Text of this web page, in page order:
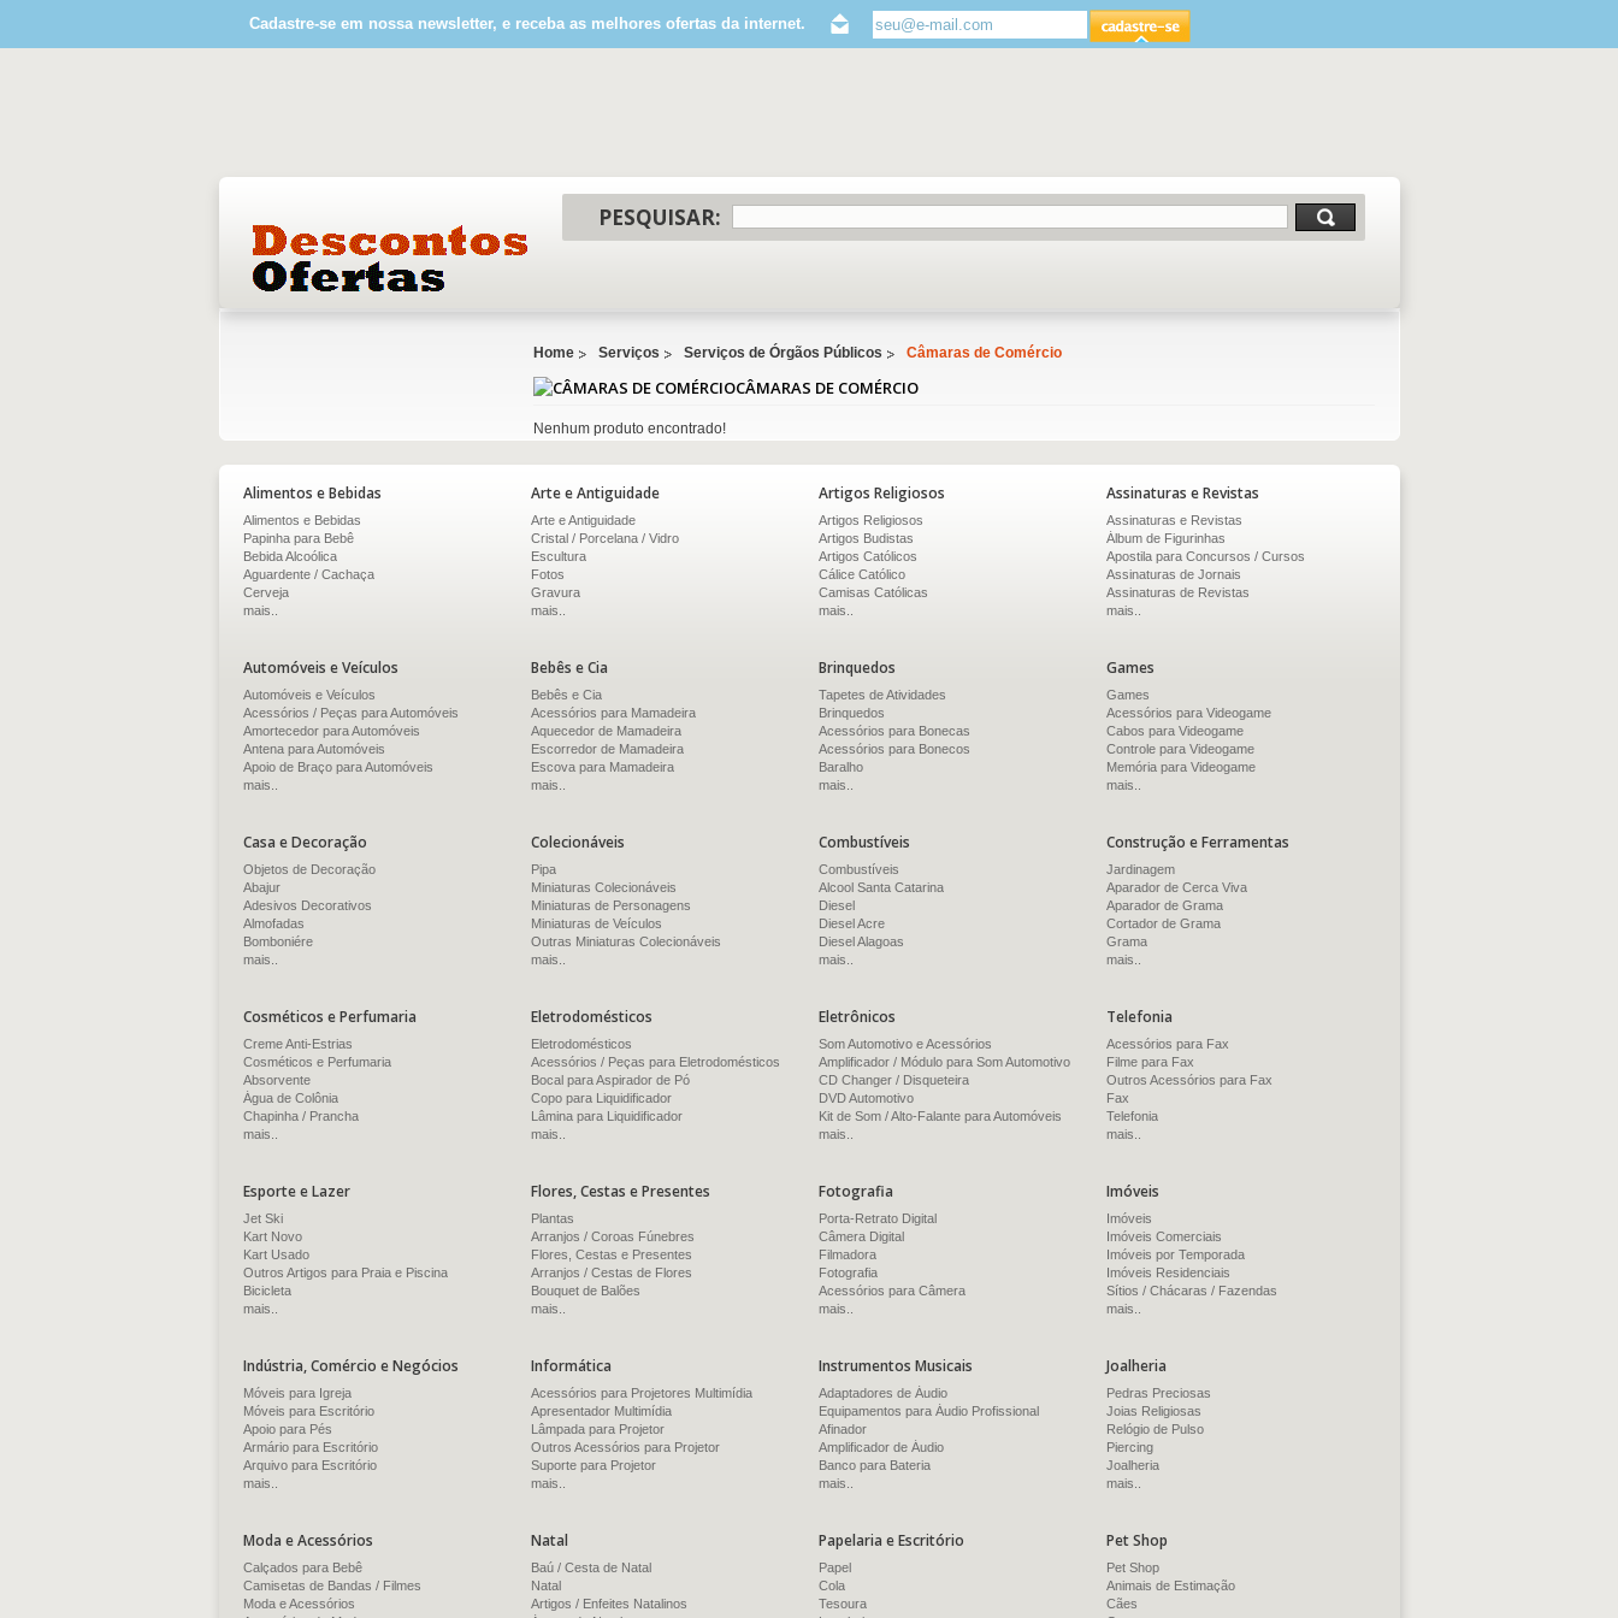
Cadastre-se em nossa newsletter, e receba as melhores ofertas da internet.
PESQUISAR:
Home Serviços Serviços de Órgãos Públicos Câmaras de Comércio
CÂMARAS DE COMÉRCIO
Nenhum produto encontrado!
Alimentos e Bebidas
Alimentos e Bebidas
Papinha para Bebê
Bebida Alcoólica
Aguardente / Cachaça
Cerveja
mais..
Arte e Antiguidade
Arte e Antiguidade
Cristal / Porcelana / Vidro
Escultura
Fotos
Gravura
mais..
Artigos Religiosos
Artigos Religiosos
Artigos Budistas
Artigos Católicos
Cálice Católico
Camisas Católicas
mais..
Assinaturas e Revistas
Assinaturas e Revistas
Álbum de Figurinhas
Apostila para Concursos / Cursos
Assinaturas de Jornais
Assinaturas de Revistas
mais..
Automóveis e Veículos
Automóveis e Veículos
Acessórios / Peças para Automóveis
Amortecedor para Automóveis
Antena para Automóveis
Apoio de Braço para Automóveis
mais..
Bebês e Cia
Bebês e Cia
Acessórios para Mamadeira
Aquecedor de Mamadeira
Escorredor de Mamadeira
Escova para Mamadeira
mais..
Brinquedos
Tapetes de Atividades
Brinquedos
Acessórios para Bonecas
Acessórios para Bonecos
Baralho
mais..
Games
Games
Acessórios para Videogame
Cabos para Videogame
Controle para Videogame
Memória para Videogame
mais..
Casa e Decoração
Objetos de Decoração
Abajur
Adesivos Decorativos
Almofadas
Bomboniére
mais..
Colecionáveis
Pipa
Miniaturas Colecionáveis
Miniaturas de Personagens
Miniaturas de Veículos
Outras Miniaturas Colecionáveis
mais..
Combustíveis
Combustíveis
Alcool Santa Catarina
Diesel
Diesel Acre
Diesel Alagoas
mais..
Construção e Ferramentas
Jardinagem
Aparador de Cerca Viva
Aparador de Grama
Cortador de Grama
Grama
mais..
Cosméticos e Perfumaria
Creme Anti-Estrias
Cosméticos e Perfumaria
Absorvente
Água de Colônia
Chapinha / Prancha
mais..
Eletrodomésticos
Eletrodomésticos
Acessórios / Peças para Eletrodomésticos
Bocal para Aspirador de Pó
Copo para Liquidificador
Lâmina para Liquidificador
mais..
Eletrônicos
Som Automotivo e Acessórios
Amplificador / Módulo para Som Automotivo
CD Changer / Disqueteira
DVD Automotivo
Kit de Som / Alto-Falante para Automóveis
mais..
Telefonia
Acessórios para Fax
Filme para Fax
Outros Acessórios para Fax
Fax
Telefonia
mais..
Esporte e Lazer
Jet Ski
Kart Novo
Kart Usado
Outros Artigos para Praia e Piscina
Bicicleta
mais..
Flores, Cestas e Presentes
Plantas
Arranjos / Coroas Fúnebres
Flores, Cestas e Presentes
Arranjos / Cestas de Flores
Bouquet de Balões
mais..
Fotografia
Porta-Retrato Digital
Câmera Digital
Filmadora
Fotografia
Acessórios para Câmera
mais..
Imóveis
Imóveis
Imóveis Comerciais
Imóveis por Temporada
Imóveis Residenciais
Sítios / Chácaras / Fazendas
mais..
Indústria, Comércio e Negócios
Móveis para Igreja
Móveis para Escritório
Apoio para Pés
Armário para Escritório
Arquivo para Escritório
mais..
Informática
Acessórios para Projetores Multimídia
Apresentador Multimídia
Lâmpada para Projetor
Outros Acessórios para Projetor
Suporte para Projetor
mais..
Instrumentos Musicais
Adaptadores de Áudio
Equipamentos para Áudio Profissional
Afinador
Amplificador de Áudio
Banco para Bateria
mais..
Joalheria
Pedras Preciosas
Joias Religiosas
Relógio de Pulso
Piercing
Joalheria
mais..
Moda e Acessórios
Calçados para Bebê
Camisetas de Bandas / Filmes
Moda e Acessórios
Natal
Baú / Cesta de Natal
Natal
Artigos / Enfeites Natalinos
Papelaria e Escritório
Papel
Cola
Tesoura
Pet Shop
Pet Shop
Animais de Estimação
Cães